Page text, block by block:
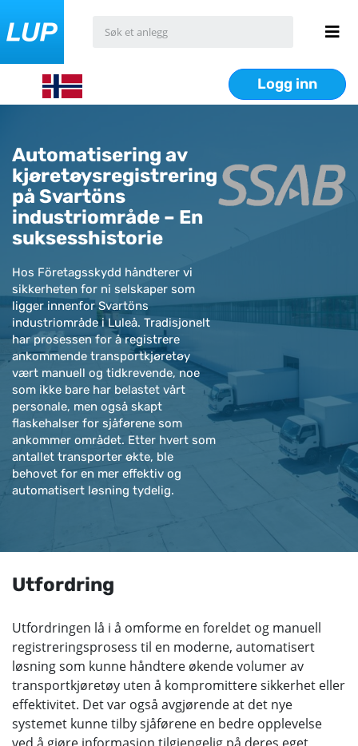
Logg inn
Automatisering av
kjøretøysregistrering
på Svartöns
industriområde – En
suksesshistorie
Hos Företagsskydd håndterer vi
sikkerheten for ni selskaper som
ligger innenfor Svartöns
industriområde i Luleå. Tradisjonelt
har prosessen for å registrere
ankommende transportkjøretøy
vært manuell og tidkrevende, noe
som ikke bare har belastet vårt
personale, men også skapt
flaskehalser for sjåførene som
ankommer området. Etter hvert som
antallet transporter økte, ble
behovet for en mer effektiv og
automatisert løsning tydelig.
Utfordring
Utfordringen lå i å omforme en foreldet og manuell
registreringsprosess til en moderne, automatisert
løsning som kunne håndtere økende volumer av
transportkjøretøy uten å kompromittere sikkerhet eller
effektivitet. Det var også avgjørende at det nye
systemet kunne tilby sjåførene en bedre opplevelse